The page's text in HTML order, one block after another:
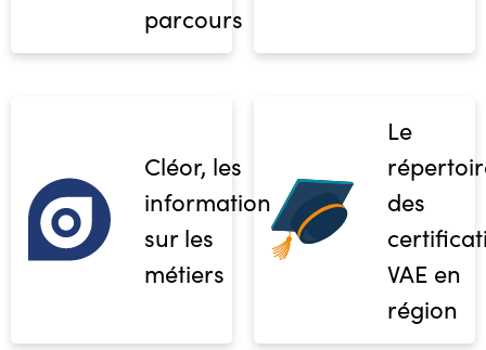
parcours
Cléor, les
informations
sur les
métiers
Le
des
VAE en
région